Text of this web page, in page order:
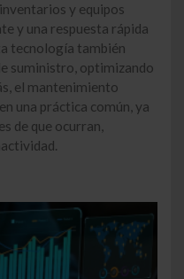
y equipos
y una respuesta rápida
tecnología también
suministro, optimizando
el mantenimiento
una práctica común, ya
de que ocurran,